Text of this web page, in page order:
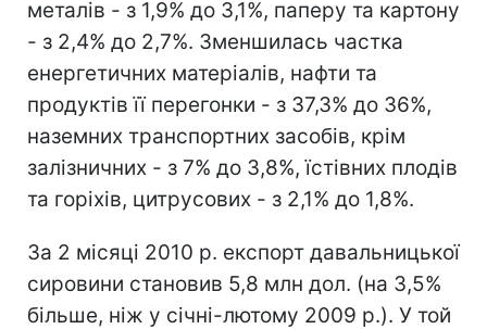
металів - з 1,9% до 3,1%, паперу та картону
- з 2,4% до 2,7%. Зменшилась частка
енергетич­них матеріалів, нафти та
продуктів її перегонки - з 37,3% до 36%,
наземних транспортних за­собів, крім
залізничних - з 7% до 3,8%, їстівних плодів
та горіхів, цитрусових - з 2,1% до 1,8%.
За 2 місяці 2010 р. експорт давальницької
сировини становив 5,8 млн дол. (на 3,5%
більше, ніж у січні-лютому 2009 р.). У той